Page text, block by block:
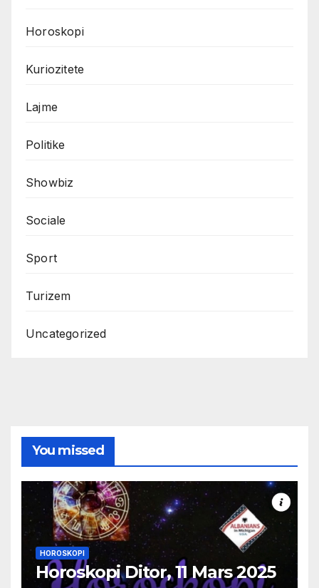
Horoskopi
Kuriozitete
Lajme
Politike
Showbiz
Sociale
Sport
Turizem
Uncategorized
You missed
HOROSKOPI
Horoskopi Ditor, 11 Mars 2025